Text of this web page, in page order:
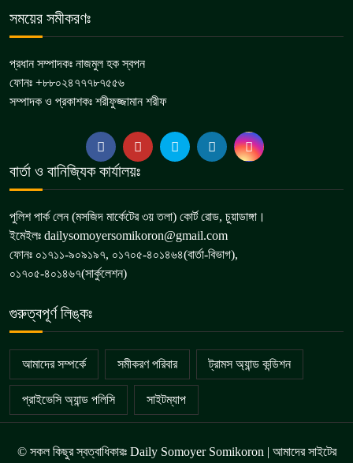
সময়ের সমীকরণঃ
প্রধান সম্পাদকঃ নাজমুল হক স্বপন
ফোনঃ +৮৮০২৪৭৭৭৮৭৫৫৬
সম্পাদক ও প্রকাশকঃ শরীফুজ্জামান শরীফ
বার্তা ও বানিজ্যিক কার্যালয়ঃ
পুলিশ পার্ক লেন (মসজিদ মার্কেটের ৩য় তলা) কোর্ট রোড, চুয়াডাঙ্গা।
ইমেইলঃ dailysomoyersomikoron@gmail.com
ফোনঃ ০১৭১১-৯০৯১৯৭, ০১৭০৫-৪০১৪৬৪(বার্তা-বিভাগ),
০১৭০৫-৪০১৪৬৭(সার্কুলেশন)
গুরুত্বপূর্ণ লিঙ্কঃ
আমাদের সম্পর্কে সমীকরণ পরিবার ট্রামস অ্যান্ড কন্ডিশন
প্রাইভেসি অ্যান্ড পলিসি সাইটম্যাপ
© সকল কিছুর স্বত্বাধিকারঃ Daily Somoyer Somikoron | আমাদের সাইটের